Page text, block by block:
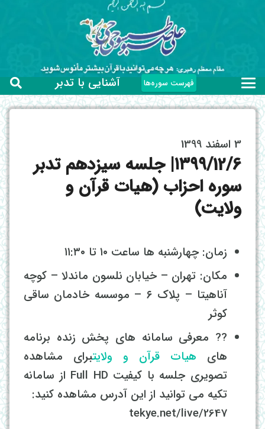
فهرست سوره‌ها آشنایی با تدبر
3 اسفند 1399
۱۳۹۹/12/6| جلسه سیزدهم تدبر
سوره احزاب (هیات قرآن و
ولایت)
زمان: چهارشنبه ها ساعت ۱۰ تا ۱۱:۳۰
مکان: تهران – خیابان نلسون ماندلا – کوچه
آناهیتا – پلاک ۶ – موسسه خادمان ساقی
کوثر
?? معرفی سامانه های پخش زنده برنامه
های هیات قرآن و ولایتبرای مشاهده
تصویری جلسه با کیفیت Full HD از سامانه
تکیه می توانید از این آدرس مشاهده کنید:
tekye.net/live/2647